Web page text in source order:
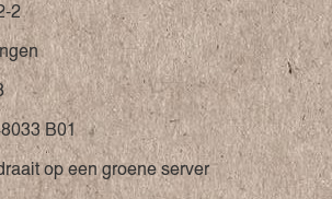
2
B01
op een groene server